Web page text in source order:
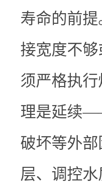
寿命的前
接宽度不
须严格执
理是延续
破坏等外
层、调控